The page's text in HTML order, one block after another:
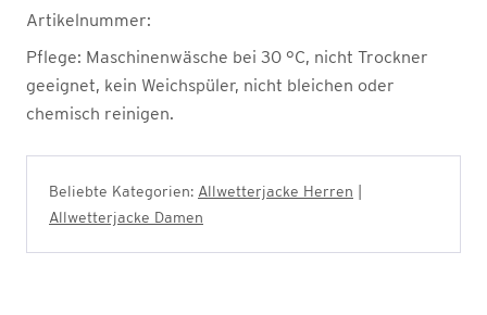
Artikelnummer:
Pflege: Maschinenwäsche bei 30 °C, nicht Trockner
geeignet, kein Weichspüler, nicht bleichen oder
chemisch reinigen.
Beliebte Kategorien: Allwetterjacke Herren
Allwetterjacke Damen